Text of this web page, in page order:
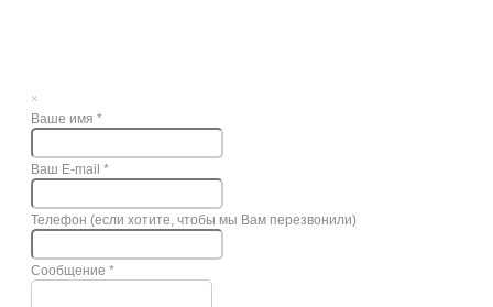
×
Ваше имя *
Ваш E-mail *
Телефон (если хотите, чтобы мы Вам перезвонили)
Сообщение *